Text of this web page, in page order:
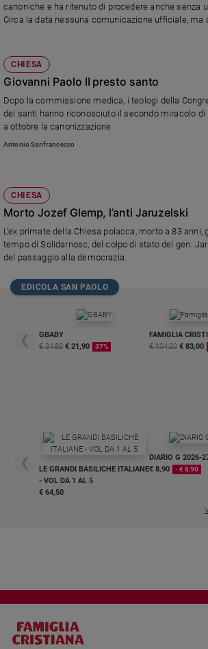
canoniche e ha ritenuto di procedere anche senza
Circa la data nessuna comunicazione ufficiale, ma
CHIESA
Giovanni Paolo II presto santo
Dopo la commissione medica, i teologi della
dei santi hanno riconosciuto il secondo miracolo di
a ottobre la canonizzazione
Antonio Sanfrancesco
CHIESA
Morto Jozef Glemp, l’anti Jaruzelski
L'ex primate della Chiesa polacca, morto a 83 anni,
tempo di Solidarnosc, del colpo di stato del gen.
del passaggio alla democrazia.
EDICOLA SAN PAOLO
❮
GBABY
€ 34,80 € 21,90 37%
FAMIGLIA
€ 104,00 € 83,00
❮
LE GRANDI BASILICHE ITALIANE
- VOL DA 1 AL 5
€ 64,50
DIARIO G 2026-
€ 8,90
- € 8,90